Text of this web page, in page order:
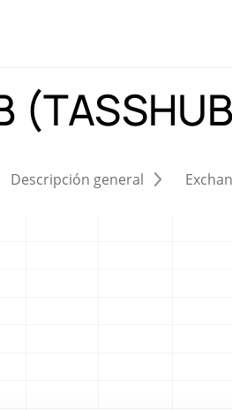
Descripción general